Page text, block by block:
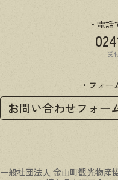
電話
受
フォー
お問い合わせフォー
一般社団法人 金山町観光物産